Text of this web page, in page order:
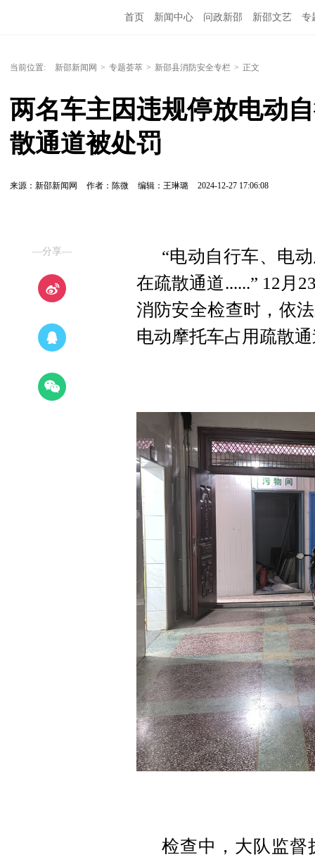
首页 新闻中心 问政新邵 新邵文艺 专
当前位置: 新邵新闻网 > 专题荟萃 > 新邵县消防安全专栏 > 正文
两名车主因违规停放电动
散通道被处罚
来源：新邵新闻网 作者：陈微 编辑：王琳璐 2024-12-27 17:06:08
—分享—
“电动自行车、电
在疏散通道......” 12月
消防安全检查时，依
电动摩托车占用疏散
检查中，大队监督